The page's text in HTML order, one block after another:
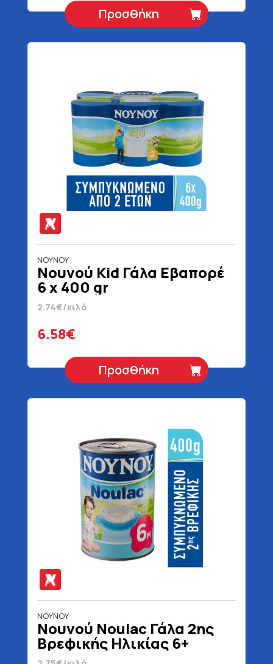
Προσθήκη
ΝΟΥΝΟΥ
Νουνού Kid Γάλα Εβαπορέ
6 x 400 gr
2.74€/κιλό
6.58€
Προσθήκη
ΝΟΥΝΟΥ
Νουνού Noulac Γάλα 2ης
Βρεφικής Ηλικίας 6+
Μηνών 400 gr